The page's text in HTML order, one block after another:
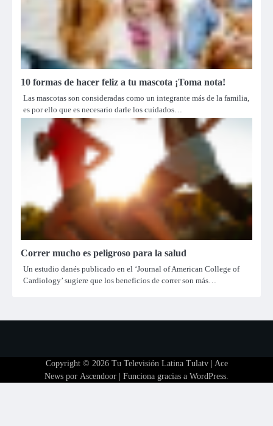
10 formas de hacer feliz a tu mascota ¡Toma nota!
Las mascotas son consideradas como un integrante más de la familia,
es por ello que es necesario darle los cuidados…
Correr mucho es peligroso para la salud
Un estudio danés publicado en el ‘Journal of American College of
Cardiology’ sugiere que los beneficios de correr son más…
Copyright © 2026 Tu Televisión Latina Tulatv| Ace
News por Ascendoor | Funciona gracias a WordPress